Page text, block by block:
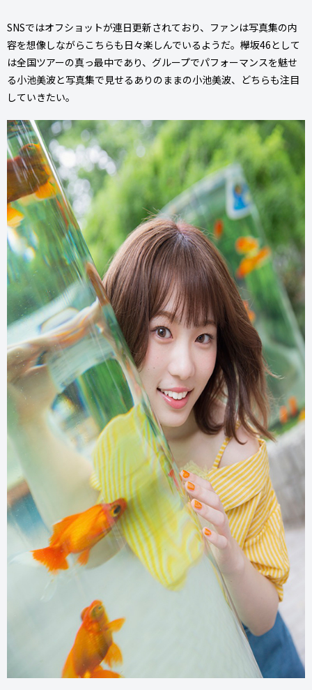
SNSではオフショットが連日更新されており、ファンは写真集の内
容を想像しながらこちらも日々楽しんでいるようだ。欅坂46として
は全国ツアーの真っ最中であり、グループでパフォーマンスを魅せ
る小池美波と写真集で見せるありのままの小池美波、どちらも注目
していきたい。